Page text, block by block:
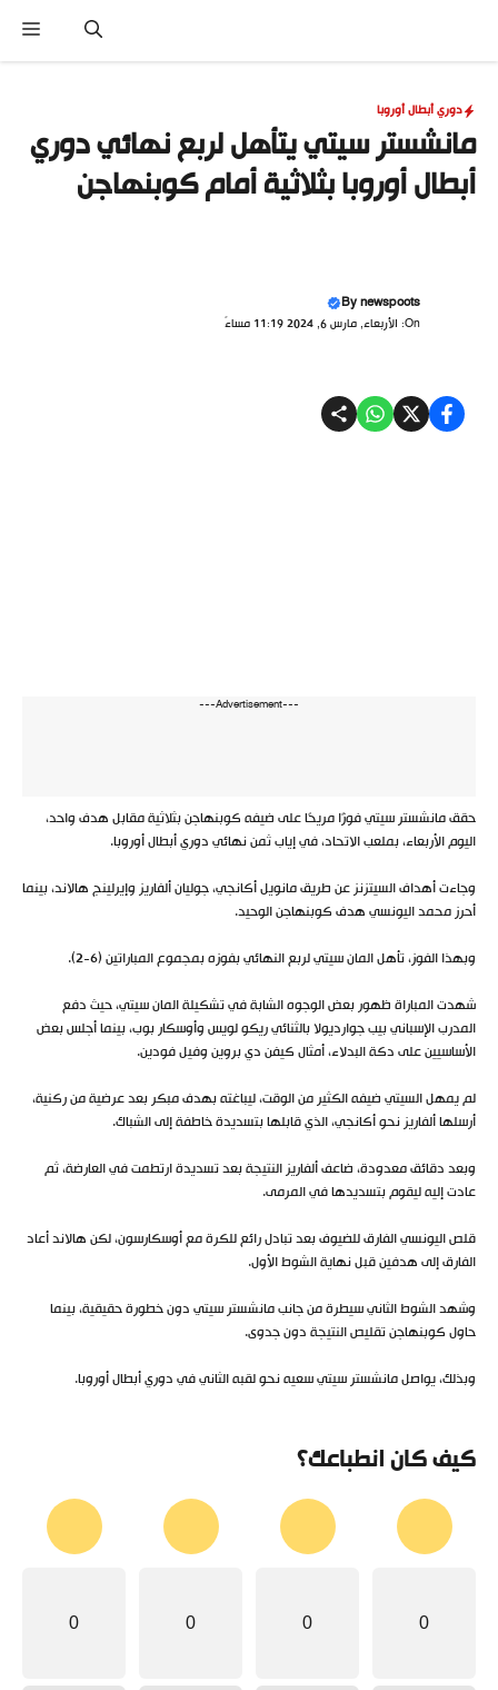
المحتوى
دوري أبطال أوروبا
مانشستر سيتي يتأهل لربع نهائي دوري
أبطال أوروبا بثلاثية أمام كوبنهاجن
Bynewspoots
On: الأربعاء, مارس 6, 2024 11:19 مساءً
---Advertisement---
حقق مانشستر سيتي فوزًا مريحًا على ضيفه كوبنهاجن بثلاثية مقابل هدف واحد،
اليوم الأربعاء، بملعب الاتحاد، في إياب ثمن نهائي دوري أبطال أوروبا.
وجاءت أهداف السيتزنز عن طريق مانويل أكانجي، جوليان ألفاريز وإيرلينج هالاند، بينما
أحرز محمد اليونسي هدف كوبنهاجن الوحيد.
وبهذا الفوز، تأهل المان سيتي لربع النهائي بفوزه بمجموع المباراتين (6-2).
شهدت المباراة ظهور بعض الوجوه الشابة في تشكيلة المان سيتي، حيث دفع
المدرب الإسباني بيب جوارديولا بالثنائي ريكو لويس وأوسكار بوب، بينما أجلس بعض
الأساسيين على دكة البدلاء، أمثال كيفن دي بروين وفيل فودين.
لم يمهل السيتي ضيفه الكثير من الوقت، ليباغته بهدف مبكر بعد عرضية من ركنية،
أرسلها ألفاريز نحو أكانجي، الذي قابلها بتسديدة خاطفة إلى الشباك.
وبعد دقائق معدودة، ضاعف ألفاريز النتيجة بعد تسديدة ارتطمت في العارضة، ثم
عادت إليه ليقوم بتسديدها في المرمى.
قلص اليونسي الفارق للضيوف بعد تبادل رائع للكرة مع أوسكارسون، لكن هالاند أعاد
الفارق إلى هدفين قبل نهاية الشوط الأول.
وشهد الشوط الثاني سيطرة من جانب مانشستر سيتي دون خطورة حقيقية، بينما
حاول كوبنهاجن تقليص النتيجة دون جدوى.
وبذلك، يواصل مانشستر سيتي سعيه نحو لقبه الثاني في دوري أبطال أوروبا.
كيف كان انطباعك؟
0
0
0
0